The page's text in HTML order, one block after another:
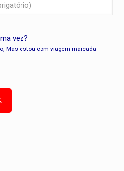
vez?
Mas estou com viagem marcada